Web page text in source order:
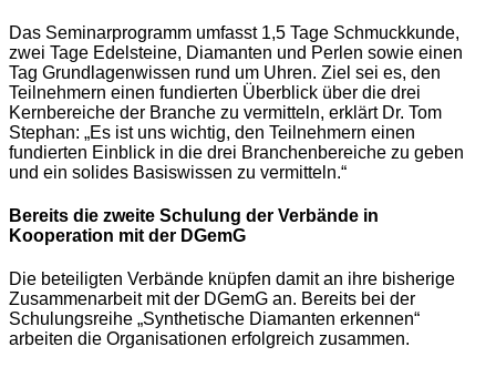
Das Seminarprogramm umfasst 1,5 Tage Schmuckkunde,
zwei Tage Edelsteine, Diamanten und Perlen sowie einen
Tag Grundlagenwissen rund um Uhren. Ziel sei es, den
Teilnehmern einen fundierten Überblick über die drei
Kernbereiche der Branche zu vermitteln, erklärt Dr. Tom
Stephan: „Es ist uns wichtig, den Teilnehmern einen
fundierten Einblick in die drei Branchenbereiche zu geben
und ein solides Basiswissen zu vermitteln.“
Bereits die zweite Schulung der Verbände in
Kooperation mit der DGemG
Die beteiligten Verbände knüpfen damit an ihre bisherige
Zusammenarbeit mit der DGemG an. Bereits bei der
Schulungsreihe „Synthetische Diamanten erkennen“
arbeiten die Organisationen erfolgreich zusammen.